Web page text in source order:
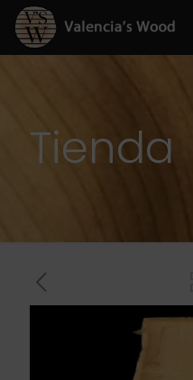
Tienda